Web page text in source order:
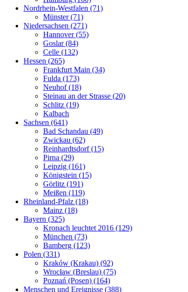
Nordrhein-Westfalen (71)
Münster (71)
Niedersachsen (271)
Hannover (55)
Goslar (84)
Celle (132)
Hessen (265)
Frankfurt Main (34)
Fulda (173)
Neuhof (18)
Steinau an der Strasse (20)
Schlitz (19)
Kalbach
Sachsen (641)
Bad Schandau (49)
Zwickau (62)
Reinhardtsdorf (15)
Pirna (29)
Leipzig (161)
Königstein (15)
Görlitz (191)
Meißen (119)
Rheinland-Pfalz (18)
Mainz (18)
Bayern (325)
Kronach leuchtet 2016 (129)
München (73)
Bamberg (123)
Polen (331)
Kraków (Krakau) (92)
Wrocław (Breslau) (75)
Poznań (Posen) (164)
Menschen und Ereignisse (388)